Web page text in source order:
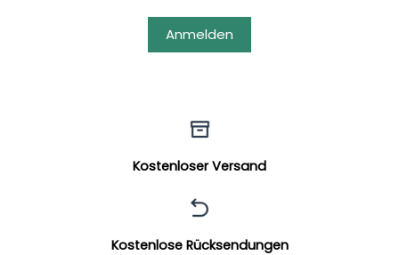
Anmelden
Kostenloser Versand
Kostenlose Rücksendungen